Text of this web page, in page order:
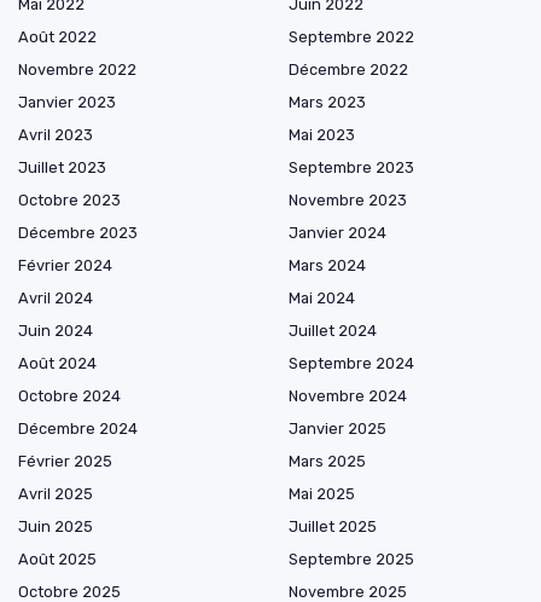
Mai 2022
Juin 2022
Août 2022
Septembre 2022
Novembre 2022
Décembre 2022
Janvier 2023
Mars 2023
Avril 2023
Mai 2023
Juillet 2023
Septembre 2023
Octobre 2023
Novembre 2023
Décembre 2023
Janvier 2024
Février 2024
Mars 2024
Avril 2024
Mai 2024
Juin 2024
Juillet 2024
Août 2024
Septembre 2024
Octobre 2024
Novembre 2024
Décembre 2024
Janvier 2025
Février 2025
Mars 2025
Avril 2025
Mai 2025
Juin 2025
Juillet 2025
Août 2025
Septembre 2025
Octobre 2025
Novembre 2025